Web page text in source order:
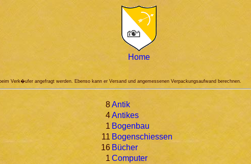
Home
Verk�ufer angefragt werden. Ebenso kann er Versand und angemessenen Verpackungsaufwand berechnen.
8 Antik
4 Antikes
1 Bogenbau
11 Bogenschiessen
16 Bücher
1 Computer